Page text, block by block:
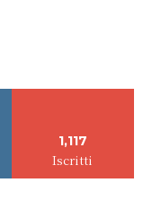
1,117
Iscritti